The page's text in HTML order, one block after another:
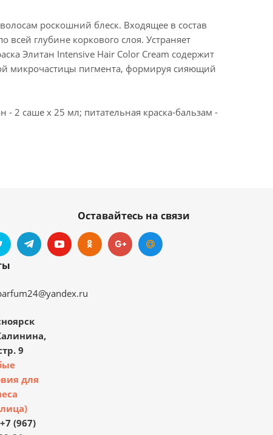
роскошний блеск. Входящее в состав
всей глубине коркового слоя. Устраняет
Элитан Intensive Hair Color Cream содержит
микрочастицы пигмента, формируя сияющий
- 2 саше х 25 мл; питательная краска-бальзам -
Оставайтесь на связи
9
для
(967)